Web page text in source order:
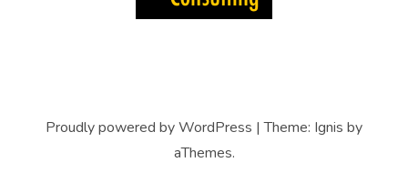
Proudly powered by WordPress |Theme: Ignis by
aThemes.